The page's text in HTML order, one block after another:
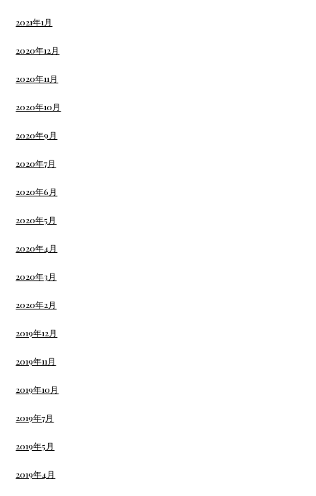
2021年1月
2020年12月
2020年11月
2020年10月
2020年9月
2020年7月
2020年6月
2020年5月
2020年4月
2020年3月
2020年2月
2019年12月
2019年11月
2019年10月
2019年7月
2019年5月
2019年4月